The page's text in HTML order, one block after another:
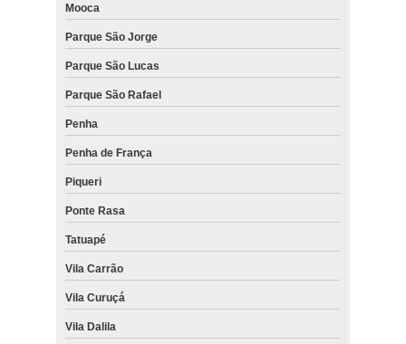
Mooca
Parque São Jorge
Parque São Lucas
Parque São Rafael
Penha
Penha de França
Piqueri
Ponte Rasa
Tatuapé
Vila Carrão
Vila Curuçá
Vila Dalila